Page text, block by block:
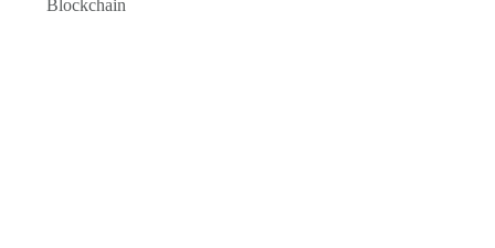
Blockchain